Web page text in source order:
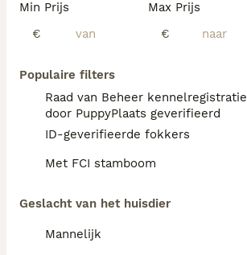
Min Prijs
€
Max Prijs
€
Populaire filters
Raad van Beheer kennelregistratie
door PuppyPlaats geverifieerd
ID-geverifieerde fokkers
Met FCI stamboom
Geslacht van het huisdier
Mannelijk